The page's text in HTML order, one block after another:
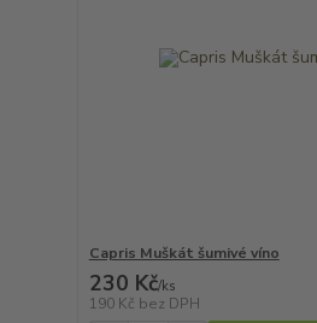
Capris Muškát šumivé víno
230 Kč/ks
190 Kč bez DPH